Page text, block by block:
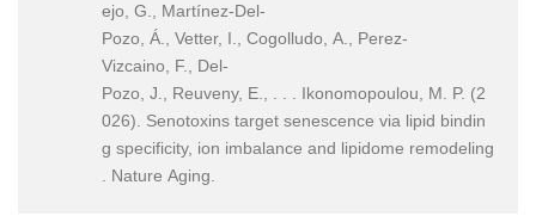
ejo, G., Martínez-Del-
Pozo, Á., Vetter, I., Cogolludo, A., Perez-
Vizcaino, F., Del-
Pozo, J., Reuveny, E., . . . Ikonomopoulou, M. P. (2
026). Senotoxins target senescence via lipid bindin
g specificity, ion imbalance and lipidome remodeling
. Nature Aging.